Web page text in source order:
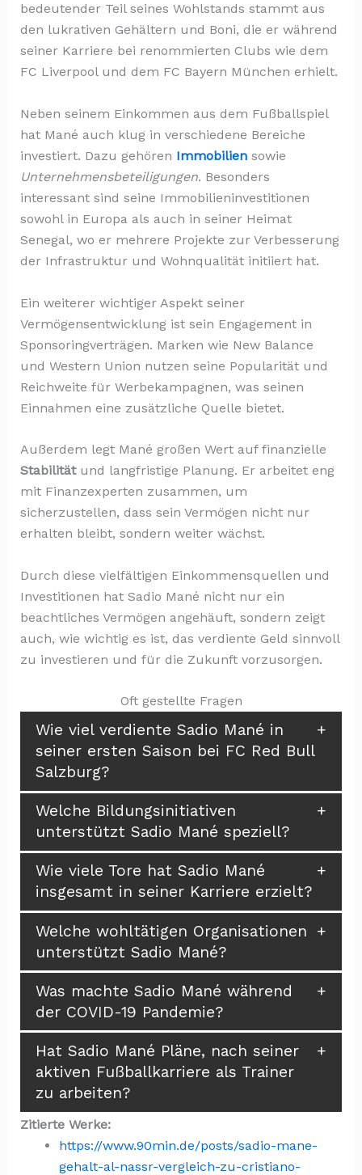
bedeutender Teil seines Wohlstands stammt aus
den lukrativen Gehältern und Boni, die er während
seiner Karriere bei renommierten Clubs wie dem
FC Liverpool und dem FC Bayern München erhielt.
Neben seinem Einkommen aus dem Fußballspiel
hat Mané auch klug in verschiedene Bereiche
investiert. Dazu gehören Immobiliensowie
Unternehmensbeteiligungen. Besonders
interessant sind seine Immobilieninvestitionen
sowohl in Europa als auch in seiner Heimat
Senegal, wo er mehrere Projekte zur Verbesserung
der Infrastruktur und Wohnqualität initiiert hat.
Ein weiterer wichtiger Aspekt seiner
Vermögensentwicklung ist sein Engagement in
Sponsoringverträgen. Marken wie New Balance
und Western Union nutzen seine Popularität und
Reichweite für Werbekampagnen, was seinen
Einnahmen eine zusätzliche Quelle bietet.
Außerdem legt Mané großen Wert auf finanzielle
Stabilitätund langfristige Planung. Er arbeitet eng
mit Finanzexperten zusammen, um
sicherzustellen, dass sein Vermögen nicht nur
erhalten bleibt, sondern weiter wächst.
Durch diese vielfältigen Einkommensquellen und
Investitionen hat Sadio Mané nicht nur ein
beachtliches Vermögen angehäuft, sondern zeigt
auch, wie wichtig es ist, das verdiente Geld sinnvoll
zu investieren und für die Zukunft vorzusorgen.
Oft gestellte Fragen
Wie viel verdiente Sadio Mané in
seiner ersten Saison bei FC Red Bull
Salzburg?
Welche Bildungsinitiativen
unterstützt Sadio Mané speziell?
Wie viele Tore hat Sadio Mané
insgesamt in seiner Karriere erzielt?
Welche wohltätigen Organisationen
unterstützt Sadio Mané?
Was machte Sadio Mané während
der COVID-19 Pandemie?
Hat Sadio Mané Pläne, nach seiner
aktiven Fußballkarriere als Trainer
zu arbeiten?
Zitierte Werke:
https://www.90min.de/posts/sadio-mane-
gehalt-al-nassr-vergleich-zu-cristiano-